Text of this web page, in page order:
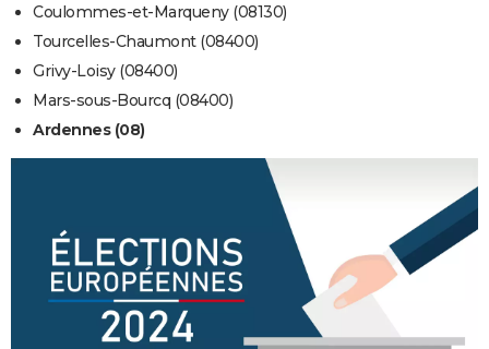
Coulommes-et-Marqueny (08130)
Tourcelles-Chaumont (08400)
Grivy-Loisy (08400)
Mars-sous-Bourcq (08400)
Ardennes (08)